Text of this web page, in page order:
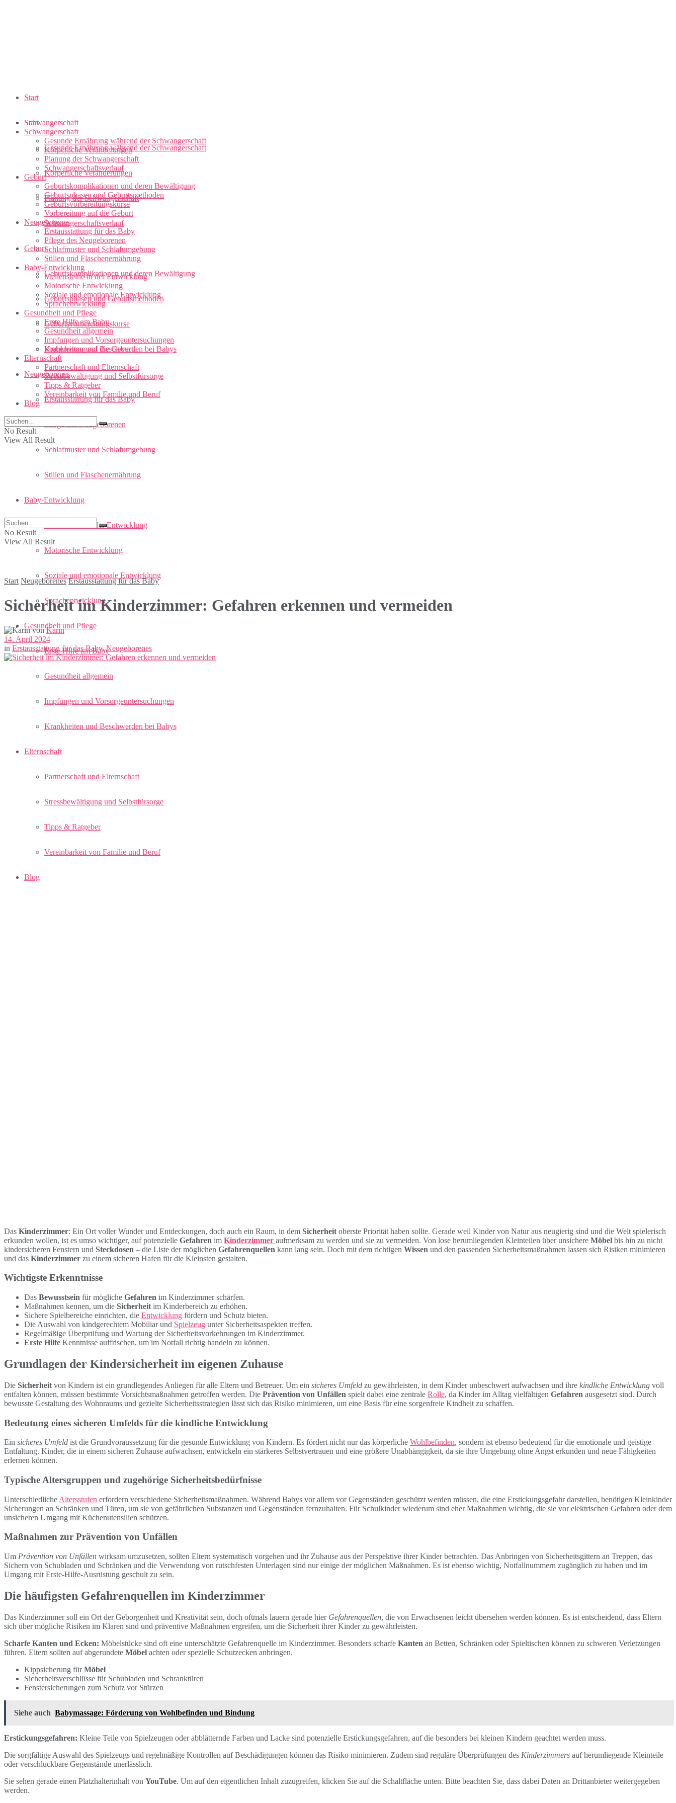
Start
Schwangerschaft
Gesunde Ernährung während der Schwangerschaft
Körperliche Veränderungen
Planung der Schwangerschaft
Schwangerschaftsverlauf
Geburt
Geburtskomplikationen und deren Bewältigung
Geburtsphasen und Geburtsmethoden
Geburtsvorbereitungskurse
Vorbereitung auf die Geburt
Neugeborenes
Erstausstattung für das Baby
Pflege des Neugeborenen
Schlafmuster und Schlafumgebung
Stillen und Flaschenernährung
Baby-Entwicklung
Meilensteine in der Entwicklung
Motorische Entwicklung
Soziale und emotionale Entwicklung
Sprachentwicklung
Gesundheit und Pflege
Erste Hilfe am Baby
Gesundheit allgemein
Impfungen und Vorsorgeuntersuchungen
Krankheiten und Beschwerden bei Babys
Elternschaft
Partnerschaft und Elternschaft
Stressbewältigung und Selbstfürsorge
Tipps & Ratgeber
Vereinbarkeit von Familie und Beruf
Blog
Start
Schwangerschaft
Gesunde Ernährung während der Schwangerschaft
Körperliche Veränderungen
Planung der Schwangerschaft
Schwangerschaftsverlauf
Geburt
Geburtskomplikationen und deren Bewältigung
Geburtsphasen und Geburtsmethoden
Geburtsvorbereitungskurse
Vorbereitung auf die Geburt
Neugeborenes
Erstausstattung für das Baby
Pflege des Neugeborenen
Schlafmuster und Schlafumgebung
Stillen und Flaschenernährung
Baby-Entwicklung
Meilensteine in der Entwicklung
Motorische Entwicklung
Soziale und emotionale Entwicklung
Sprachentwicklung
Gesundheit und Pflege
Erste Hilfe am Baby
Gesundheit allgemein
Impfungen und Vorsorgeuntersuchungen
Krankheiten und Beschwerden bei Babys
Elternschaft
Partnerschaft und Elternschaft
Stressbewältigung und Selbstfürsorge
Tipps & Ratgeber
Vereinbarkeit von Familie und Beruf
Blog
No Result
View All Result
No Result
View All Result
Start Neugeborenes Erstausstattung für das Baby
Sicherheit im Kinderzimmer: Gefahren erkennen und vermeiden
von Karin
14. April 2024
in Erstausstattung für das Baby,Neugeborenes
Das Kinderzimmer: Ein Ort voller Wunder und Entdeckungen, doch auch ein Raum, in dem Sicherheit oberste Priorität haben sollte. Gerade weil Kinder von Natur aus neugierig sind und die Welt spielerisch
erkunden wollen, ist es umso wichtiger, auf potenzielle Gefahren im Kinderzimmer aufmerksam zu werden und sie zu vermeiden. Von lose herumliegenden Kleinteilen über unsichere Möbel bis hin zu nicht
kindersicheren Fenstern und Steckdosen – die Liste der möglichen Gefahrenquellen kann lang sein. Doch mit dem richtigen Wissen und den passenden Sicherheitsmaßnahmen lassen sich Risiken minimieren
und das Kinderzimmer zu einem sicheren Hafen für die Kleinsten gestalten.
Wichtigste Erkenntnisse
Das Bewusstsein für mögliche Gefahren im Kinderzimmer schärfen.
Maßnahmen kennen, um die Sicherheit im Kinderbereich zu erhöhen.
Sichere Spielbereiche einrichten, die Entwicklung fördern und Schutz bieten.
Die Auswahl von kindgerechtem Mobiliar und Spielzeug unter Sicherheitsaspekten treffen.
Regelmäßige Überprüfung und Wartung der Sicherheitsvorkehrungen im Kinderzimmer.
Erste Hilfe Kenntnisse auffrischen, um im Notfall richtig handeln zu können.
Grundlagen der Kindersicherheit im eigenen Zuhause
Die Sicherheit von Kindern ist ein grundlegendes Anliegen für alle Eltern und Betreuer. Um ein sicheres Umfeld zu gewährleisten, in dem Kinder unbeschwert aufwachsen und ihre kindliche Entwicklung voll
entfalten können, müssen bestimmte Vorsichtsmaßnahmen getroffen werden. Die Prävention von Unfällen spielt dabei eine zentrale Rolle, da Kinder im Alltag vielfältigen Gefahren ausgesetzt sind. Durch
bewusste Gestaltung des Wohnraums und gezielte Sicherheitsstrategien lässt sich das Risiko minimieren, um eine Basis für eine sorgenfreie Kindheit zu schaffen.
Bedeutung eines sicheren Umfelds für die kindliche Entwicklung
Ein sicheres Umfeld ist die Grundvoraussetzung für die gesunde Entwicklung von Kindern. Es fördert nicht nur das körperliche Wohlbefinden, sondern ist ebenso bedeutend für die emotionale und geistige
Entfaltung. Kinder, die in einem sicheren Zuhause aufwachsen, entwickeln ein stärkeres Selbstvertrauen und eine größere Unabhängigkeit, da sie ihre Umgebung ohne Angst erkunden und neue Fähigkeiten
erlernen können.
Typische Altersgruppen und zugehörige Sicherheitsbedürfnisse
Unterschiedliche Altersstufen erfordern verschiedene Sicherheitsmaßnahmen. Während Babys vor allem vor Gegenständen geschützt werden müssen, die eine Erstickungsgefahr darstellen, benötigen Kleinkinder
Sicherungen an Schränken und Türen, um sie von gefährlichen Substanzen und Gegenständen fernzuhalten. Für Schulkinder wiederum sind eher Maßnahmen wichtig, die sie vor elektrischen Gefahren oder dem
unsicheren Umgang mit Küchenutensilien schützen.
Maßnahmen zur Prävention von Unfällen
Um Prävention von Unfällen wirksam umzusetzen, sollten Eltern systematisch vorgehen und ihr Zuhause aus der Perspektive ihrer Kinder betrachten. Das Anbringen von Sicherheitsgittern an Treppen, das
Sichern von Schubladen und Schränken und die Verwendung von rutschfesten Unterlagen sind nur einige der möglichen Maßnahmen. Es ist ebenso wichtig, Notfallnummern zugänglich zu haben und im
Umgang mit Erste-Hilfe-Ausrüstung geschult zu sein.
Die häufigsten Gefahrenquellen im Kinderzimmer
Das Kinderzimmer soll ein Ort der Geborgenheit und Kreativität sein, doch oftmals lauern gerade hier Gefahrenquellen, die von Erwachsenen leicht übersehen werden können. Es ist entscheidend, dass Eltern
sich über mögliche Risiken im Klaren sind und präventive Maßnahmen ergreifen, um die Sicherheit ihrer Kinder zu gewährleisten.
Scharfe Kanten und Ecken: Möbelstücke sind oft eine unterschätzte Gefahrenquelle im Kinderzimmer. Besonders scharfe Kanten an Betten, Schränken oder Spieltischen können zu schweren Verletzungen
führen. Eltern sollten auf abgerundete Möbel achten oder spezielle Schutzecken anbringen.
Kippsicherung fürMöbel
Sicherheitsverschlüsse für Schubladen und Schranktüren
Fenstersicherungen zum Schutz vor Stürzen
Siehe auch Babymassage: Förderung von Wohlbefinden und Bindung
Erstickungsgefahren: Kleine Teile von Spielzeugen oder abblätternde Farben und Lacke sind potenzielle Erstickungsgefahren, auf die besonders bei kleinen Kindern geachtet werden muss.
Die sorgfältige Auswahl des Spielzeugs und regelmäßige Kontrollen auf Beschädigungen können das Risiko minimieren. Zudem sind reguläre Überprüfungen des Kinderzimmers auf herumliegende Kleinteile
oder verschluckbare Gegenstände unerlässlich.
Sie sehen gerade einen Platzhalterinhalt von YouTube. Um auf den eigentlichen Inhalt zuzugreifen, klicken Sie auf die Schaltfläche unten. Bitte beachten Sie, dass dabei Daten an Drittanbieter weitergegeben
werden.